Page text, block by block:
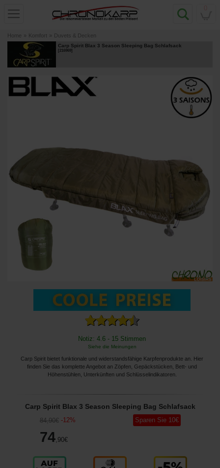
Home » Komfort » Duvets & Decken
Carp Spirit Blax 3 Season Sleeping Bag Schlafsack
[216969]
Notiz: 4.6 - 15 Stimmen
Siehe die Meinungen
Carp Spirit bietet funktionale und widerstandsfähige Karpfenprodukte an. Hier
finden Sie das komplette Angebot an Zöpfen, Gepäckstücken, Bett- und
Höhenstühlen, Unterkünften und Schlüsselindikatoren.
Carp Spirit Blax 3 Season Sleeping Bag Schlafsack
84,90€ -12%
74,90€
Sparen Sie 10€